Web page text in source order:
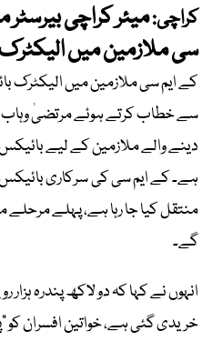
کراچی:میئر کراچی
سی ملازمین میں
کے ایم سی ملازمین میں الیکٹرک
سے خطاب کرتے ہوئے مرتضیٰ وہاب کا
دینے والے ملازمین کے لیے
ہے۔ کے ایم سی کی سرکاری بائیکس
منتقل کیا جا رہا ہے، پہلے مرحلے
گے۔
انہوں نے کہا کہ دو لاکھ پندرہ
خریدی گئی ہے، خواتین افسران